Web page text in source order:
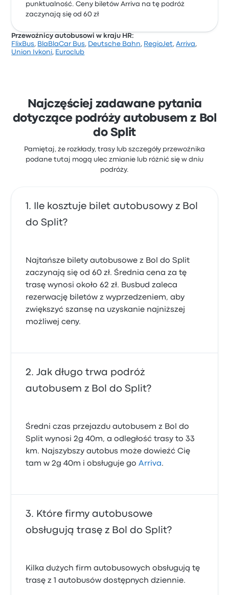
punktualność. Ceny biletów Arriva na tę podróż
zaczynają się od 60 zł
Przewoźnicy autobusowi w kraju HR:
FlixBus, BlaBlaCar Bus, Deutsche Bahn, RegioJet,Arriva,
Union Ivkoni, Euroclub
Najczęściej zadawane pytania
dotyczące podróży autobusem z Bol
do Split
Pamiętaj, że rozkłady, trasy lub szczegóły przewoźnika
podane tutaj mogą ulec zmianie lub różnić się w dniu
podróży.
Ile kosztuje bilet autobusowy z Bol
do Split?
Najtańsze bilety autobusowe z Bol do Split
zaczynają się od 60 zł. Średnia cena za tę
trasę wynosi około 62 zł. Busbud zaleca
rezerwację biletów z wyprzedzeniem, aby
zwiększyć szansę na uzyskanie najniższej
możliwej ceny.
Jak długo trwa podróż
autobusem z Bol do Split?
Średni czas przejazdu autobusem z Bol do
Split wynosi 2g 40m, a odległość trasy to 33
km. Najszybszy autobus może dowieźć Cię
tam w 2g 40m i obsługuje goArriva.
Które firmy autobusowe
obsługują trasę z Bol do Split?
Kilka dużych firm autobusowych obsługują tę
trasę z 1 autobusów dostępnych dziennie.